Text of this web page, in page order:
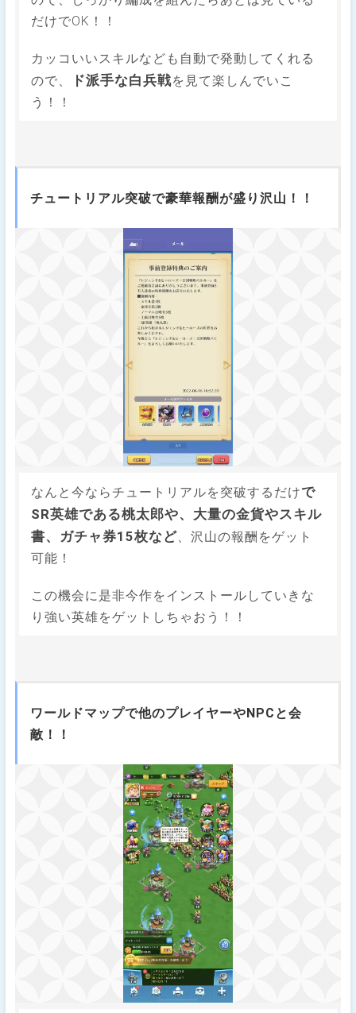
だけでOK！！
カッコいいスキルなども自動で発動してくれる
ので、
ド派手な白兵戦を見て楽しんでいこ
う！！
チュートリアル突破で豪華報酬が盛り沢山！！
なんと今ならチュートリアルを突破するだけで
SR英雄である桃太郎や、大量の金貨やスキル
書、ガチャ券15枚など 、沢山の報酬をゲット
可能！
この機会に是非今作をインストールしていきな
り強い英雄をゲットしちゃおう！！
ワールドマップで他のプレイヤーやNPCと会
敵！！